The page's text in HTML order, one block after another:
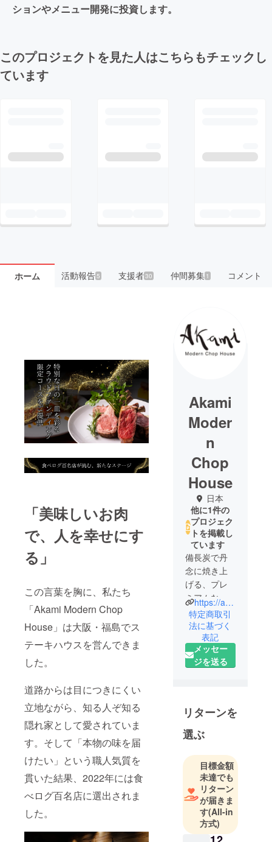
ションやメニュー開発に投資します。
このプロジェクトを見た人はこちらもチェックし
ています
ホーム 活動報告5 支援者30 仲間募集 1 コメント
「美味しいお肉
で、人を幸せにす
る」
この言葉を胸に、私たち
「Akami Modern Chop
House」は大阪・福島でス
テーキハウスを営んできま
した。
道路からは目につきにくい
立地ながら、知る人ぞ知る
隠れ家として愛されていま
す。そして「本物の味を届
けたい」という職人気質を
貫いた結果、2022年には食
べログ百名店に選出されま
した。
Akami
Moder
n
Chop
House
日本
他に1件の
プロジェク
トを掲載し
ています
備長炭で丹
念に焼き上
げる、プレ
ミアムなス
テーキハウ
ス。緑豊か
なニュー
ジーランド
で完全放牧
ンファーム
で育てられ
た 牧草牛を
質にこだ
わったス
テーキは食
通をもうな
らせる。洗
練された雰
囲気のなか
https://aka-mi.com/
特定商取引
法に基づく
表記
メッセー
ジを送る
リターンを
選ぶ
目標金額
未達でも
リターン
が届きま
す(All-in
方式)